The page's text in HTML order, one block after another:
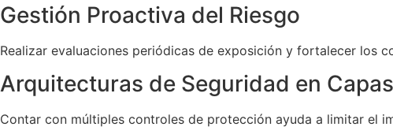
Gestión Proactiva del Riesgo
Realizar evaluaciones periódicas de exposición y fortalecer los
Arquitecturas de Seguridad en Capas
Contar con múltiples controles de protección ayuda a limitar el